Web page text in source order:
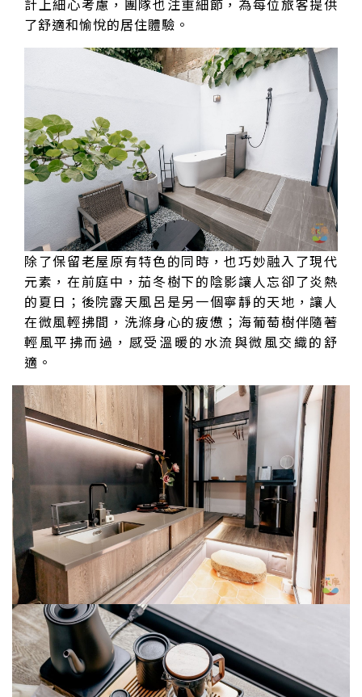
計上細心考慮，團隊也注重細節，為每位旅客提供
了舒適和愉悅的居住體驗。
除了保留老屋原有特色的同時，也巧妙融入了現代
元素，在前庭中，茄冬樹下的陰影讓人忘卻了炎熱
的夏日；後院露天風呂是另一個寧靜的天地，讓人
在微風輕拂間，洗滌身心的疲憊；海葡萄樹伴隨著
輕風平拂而過，感受溫暖的水流與微風交織的舒
適。